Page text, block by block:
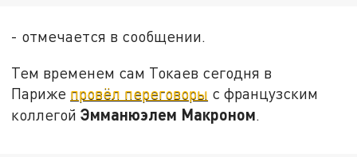
- отмечается в сообщении.
Тем временем сам Токаев сегодня в
Париже провёл переговоры с французским
коллегойЭмманюэлем Макроном.